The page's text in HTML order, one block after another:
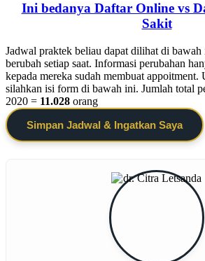
Ini bedanya Daftar Online vs
Sakit
Jadwal praktek beliau dapat dilihat di
berubah setiap saat. Informasi perubahan
kepada mereka sudah membuat appoitment.
silahkan isi form di bawah ini. Jumlah total
2020 = 11.028 orang
Simpan Jadwal & Ingatkan Saya